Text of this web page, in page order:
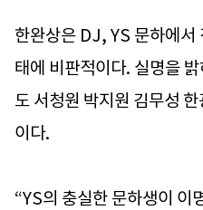
한완상은 DJ, YS 문하에서
태에 비판적이다. 실명을
도 서청원 박지원 김무성
이다.
“YS의 충실한 문하생이 이